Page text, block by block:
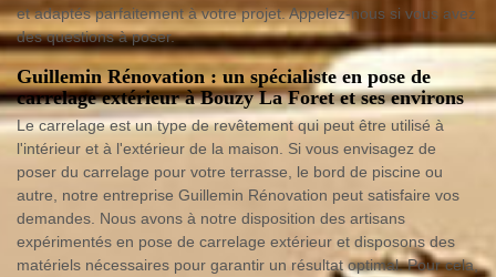
et adaptés parfaitement à votre projet. Appelez-nous si vous avez
des questions à poser.
Guillemin Rénovation : un spécialiste en pose de
carrelage extérieur à Bouzy La Foret et ses environs
Le carrelage est un type de revêtement qui peut être utilisé à
l'intérieur et à l'extérieur de la maison. Si vous envisagez de
poser du carrelage pour votre terrasse, le bord de piscine ou
autre, notre entreprise Guillemin Rénovation peut satisfaire vos
demandes. Nous avons à notre disposition des artisans
expérimentés en pose de carrelage extérieur et disposons des
matériels nécessaires pour garantir un résultat optimal. Pour cela,